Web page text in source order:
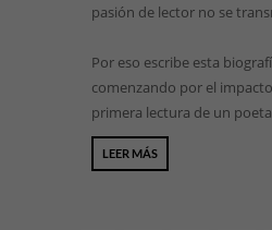
pasión de lector no se
Por eso escribe esta
comenzando por el
primera lectura de un
LEER MÁS